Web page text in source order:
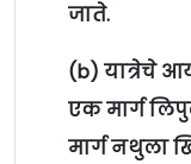
जाते.
(b) यात्रेचे
एक मार्ग
मार्ग नथुला